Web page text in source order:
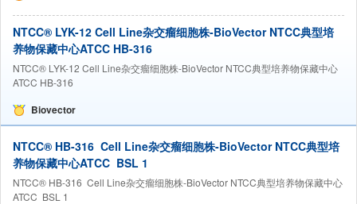
NTCC® LYK-12 Cell Line杂交瘤细胞株-BioVector NTCC典型培
养物保藏中心ATCC HB-316
NTCC® LYK-12 Cell Line杂交瘤细胞株-BioVector NTCC典型培养物保藏中心
ATCC HB-316
Biovector
NTCC® HB-316 Cell Line杂交瘤细胞株-BioVector NTCC典型培
养物保藏中心ATCC BSL 1
NTCC® HB-316 Cell Line杂交瘤细胞株-BioVector NTCC典型培养物保藏中心
ATCC BSL 1